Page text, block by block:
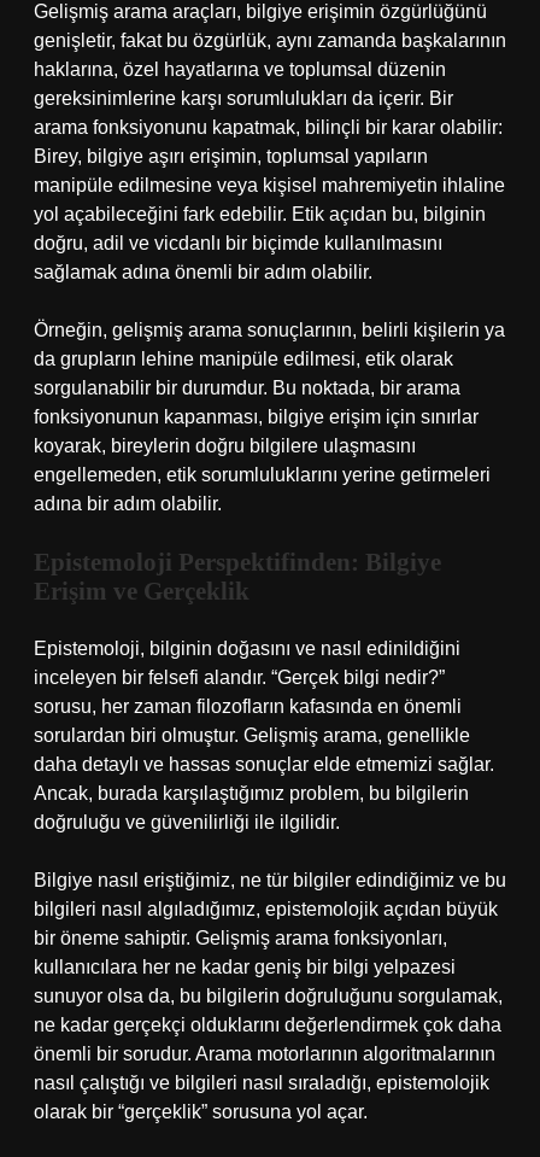
Gelişmiş arama araçları, bilgiye erişimin özgürlüğünü
genişletir, fakat bu özgürlük, aynı zamanda başkalarının
haklarına, özel hayatlarına ve toplumsal düzenin
gereksinimlerine karşı sorumlulukları da içerir. Bir
arama fonksiyonunu kapatmak, bilinçli bir karar olabilir:
Birey, bilgiye aşırı erişimin, toplumsal yapıların
manipüle edilmesine veya kişisel mahremiyetin ihlaline
yol açabileceğini fark edebilir. Etik açıdan bu, bilginin
doğru, adil ve vicdanlı bir biçimde kullanılmasını
sağlamak adına önemli bir adım olabilir.
Örneğin, gelişmiş arama sonuçlarının, belirli kişilerin ya
da grupların lehine manipüle edilmesi, etik olarak
sorgulanabilir bir durumdur. Bu noktada, bir arama
fonksiyonunun kapanması, bilgiye erişim için sınırlar
koyarak, bireylerin doğru bilgilere ulaşmasını
engellemeden, etik sorumluluklarını yerine getirmeleri
adına bir adım olabilir.
Epistemoloji Perspektifinden: Bilgiye
Erişim ve Gerçeklik
Epistemoloji, bilginin doğasını ve nasıl edinildiğini
inceleyen bir felsefi alandır. “Gerçek bilgi nedir?”
sorusu, her zaman filozofların kafasında en önemli
sorulardan biri olmuştur. Gelişmiş arama, genellikle
daha detaylı ve hassas sonuçlar elde etmemizi sağlar.
Ancak, burada karşılaştığımız problem, bu bilgilerin
doğruluğu ve güvenilirliği ile ilgilidir.
Bilgiye nasıl eriştiğimiz, ne tür bilgiler edindiğimiz ve bu
bilgileri nasıl algıladığımız, epistemolojik açıdan büyük
bir öneme sahiptir. Gelişmiş arama fonksiyonları,
kullanıcılara her ne kadar geniş bir bilgi yelpazesi
sunuyor olsa da, bu bilgilerin doğruluğunu sorgulamak,
ne kadar gerçekçi olduklarını değerlendirmek çok daha
önemli bir sorudur. Arama motorlarının algoritmalarının
nasıl çalıştığı ve bilgileri nasıl sıraladığı, epistemolojik
olarak bir “gerçeklik” sorusuna yol açar.